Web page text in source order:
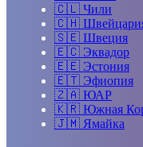
🇨🇱 Чили
🇨🇭
🇸🇪 Швеция
🇪🇨 Эквадор
🇪🇪 Эстония
🇪🇹 Эфиопия
🇿🇦 ЮАР
🇰🇷 Южная
🇯🇲 Ямайка